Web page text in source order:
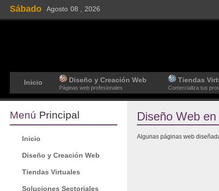
Sábado Agosto 08 , 2026
Inicio Diseño y Creación Web
Páginas web profesionales
Tiendas
Comercializa tus
Diseño Web
Algunas páginas web
Menú Principal
Inicio
Diseño y Creación Web
Tiendas Virtuales
Soluciones Sectoriales